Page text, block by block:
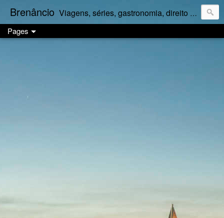
Brenâncio Viagens, séries, gastronomia, direito e palpites a granel.
Pages